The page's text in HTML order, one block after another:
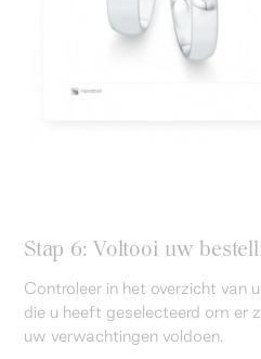
Stap 6: Voltooi uw
Controleer in het overzicht van
die u heeft geselecteerd om er
uw verwachtingen voldoen.